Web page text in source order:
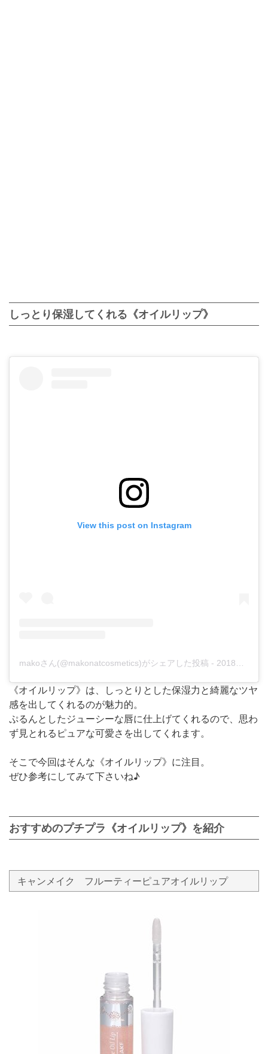
しっとり保湿してくれる《オイルリップ》
View this post on Instagram
makoさん(@makonatcosmetics)がシェアした投稿 - 2018年10月月9日午前3時35分PDT
《オイルリップ》は、しっとりとした保湿力と綺麗なツヤ
感を出してくれるのが魅力的。
ぷるんとしたジューシーな唇に仕上げてくれるので、思わ
ず見とれるピュアな可愛さを出してくれます。
そこで今回はそんな《オイルリップ》に注目。
ぜひ参考にしてみて下さいね♪
おすすめのプチプラ《オイルリップ》を紹介
キャンメイク フルーティーピュアオイルリップ